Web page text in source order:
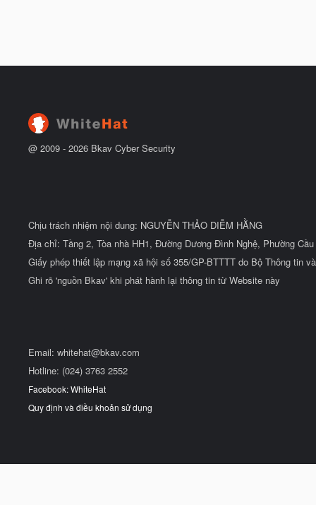
@ 2009 - 2026 Bkav Cyber Security
Chịu trách nhiệm nội dung: NGUYỄN THẢO DIỄM HẰNG
Địa chỉ: Tầng 2, Tòa nhà HH1, Đường Dương Đình Nghệ, Phường
Giấy phép thiết lập mạng xã hội số 355/GP-BTTTT do Bộ Thông tin
Ghi rõ 'nguồn Bkav' khi phát hành lại thông tin từ Website này
Email: whitehat@bkav.com
Hotline: (024) 3763 2552
Facebook: WhiteHat
Quy định và điều khoản sử dụng